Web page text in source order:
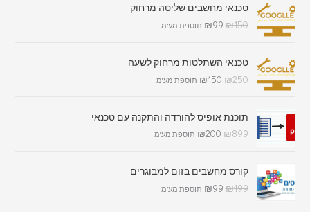
טכנאי מחשבים שליטה מרחוק
₪150
₪99 תוספת מע"מ
טכנאי השתלטות מרחוק לשעה
₪250
₪150 תוספת מע"מ
תוכנת אופיס להורדה והתקנה עם טכנאי
₪899
₪200 תוספת מע"מ
קורס מחשבים בזום למבוגרים
₪199
₪99 תוספת מע"מ